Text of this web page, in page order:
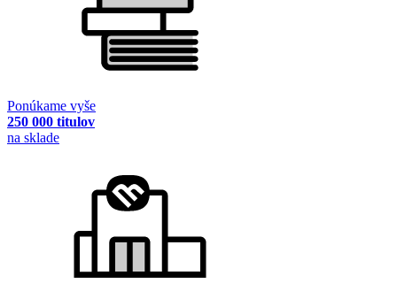
Ponúkame vyše
250 000 titulov
na sklade